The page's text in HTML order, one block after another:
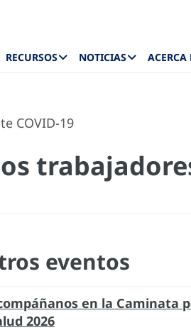
RECURSOS NOTICIAS ACERCA
COVID-19
eventos
en la Caminata
2026